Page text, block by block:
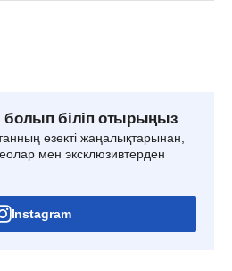
болып біліп отырыңыз
өзекті жаңалықтарынан,
мен эксклюзивтерден
Instagram